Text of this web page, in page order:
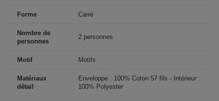
Forme Carré
Nombre de
personnes
2 personnes
Motif Motifs
Matériaux
détail
Enveloppe : 100% Coton 57 fils - Intérieur :
100% Polyester